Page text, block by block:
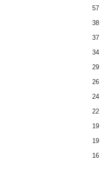
57
38
37
34
29
26
24
22
19
19
16